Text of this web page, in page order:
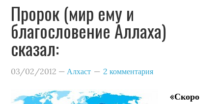
Пророк (мир ему и
благословение Аллаха)
сказал:
03/02/2012 — Алхаст 2 комментария
«Скоро